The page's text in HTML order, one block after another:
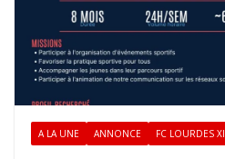
A LA UNE ANNONCE FC LOURDES XI